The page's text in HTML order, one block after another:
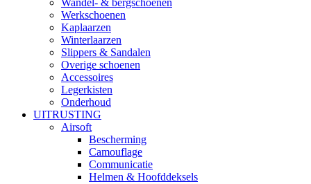
Werkschoenen
Kaplaarzen
Winterlaarzen
Slippers & Sandalen
Overige schoenen
Accessoires
Legerkisten
Onderhoud
UITRUSTING
Airsoft
Bescherming
Camouflage
Communicatie
Helmen & Hoofddeksels